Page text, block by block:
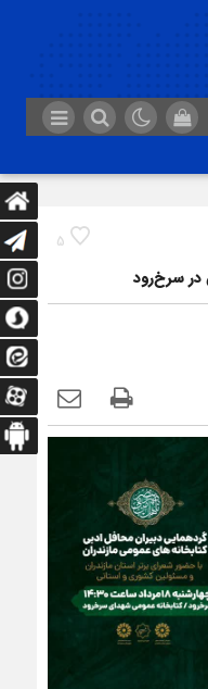
5
در سرخ‌رود